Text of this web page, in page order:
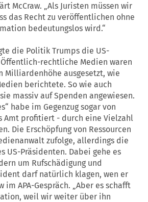
McCraw. „Als Juristen müssen wir
das Recht zu veröffentlichen ohne
bedeutungslos wird.“
die Politik Trumps die US-
rechtliche Medien waren
Milliardenhöhe ausgesetzt, wie
berichtete. So wie auch
massiv auf Spenden angewiesen.
habe im Gegenzug sogar von
Amt profitiert - durch eine Vielzahl
Die Erschöpfung von Ressourcen
zufolge, allerdings die
US-Präsidenten. Dabei gehe es
um Rufschädigung und
darf natürlich klagen, wen er
im APA-Gespräch. „Aber es schafft
weil wir weiter über ihn